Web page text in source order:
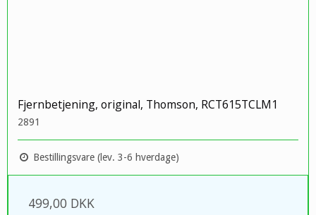
Fjernbetjening, original, Thomson, RCT615TCLM1
2891
Bestillingsvare (lev. 3-6 hverdage)
499,00 DKK